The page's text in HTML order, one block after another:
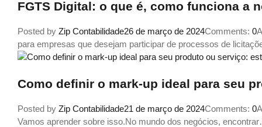
FGTS Digital: o que é, como funciona a
Posted by Zip Contabilidade26 de março de 2024Comments: 0
para empresas que desejam participar de processos de
Como definir o mark-up ideal para seu
Posted by Zip Contabilidade21 de março de 2024Comments: 0
Vamos aprender sobre isso.No mundo dos negócios,